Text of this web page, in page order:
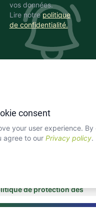
vos données.
Lire notrepolitique
de confidentialité.
consent
your user experience.
agree to our Privacy policy.
À propos d'AGRINFO
Contacter COLEAD
de protection des